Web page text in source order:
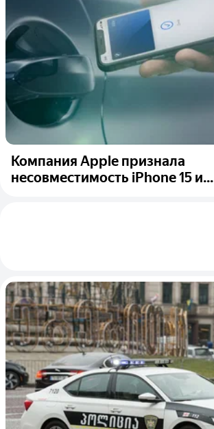
Компания Apple признала
несовместимость iPhone 15 и...